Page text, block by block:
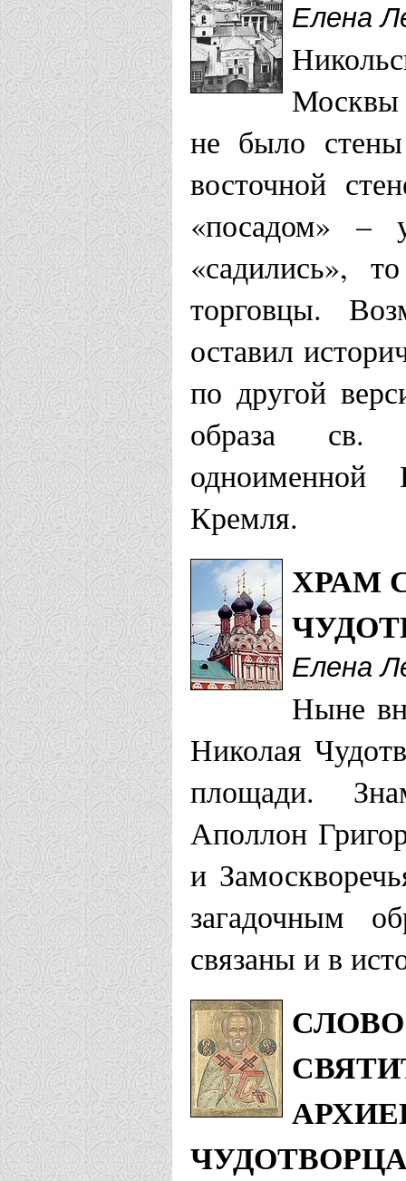
Елена
Москвы
не было
восточной
«посадом» –
«садились»,
торговцы.
оставил
по другой
образа св.
одноименной
Кремля.
ХРАМ
Елена
Ныне
Николая
площади.
Аполлон
и
загадочным
связаны и в